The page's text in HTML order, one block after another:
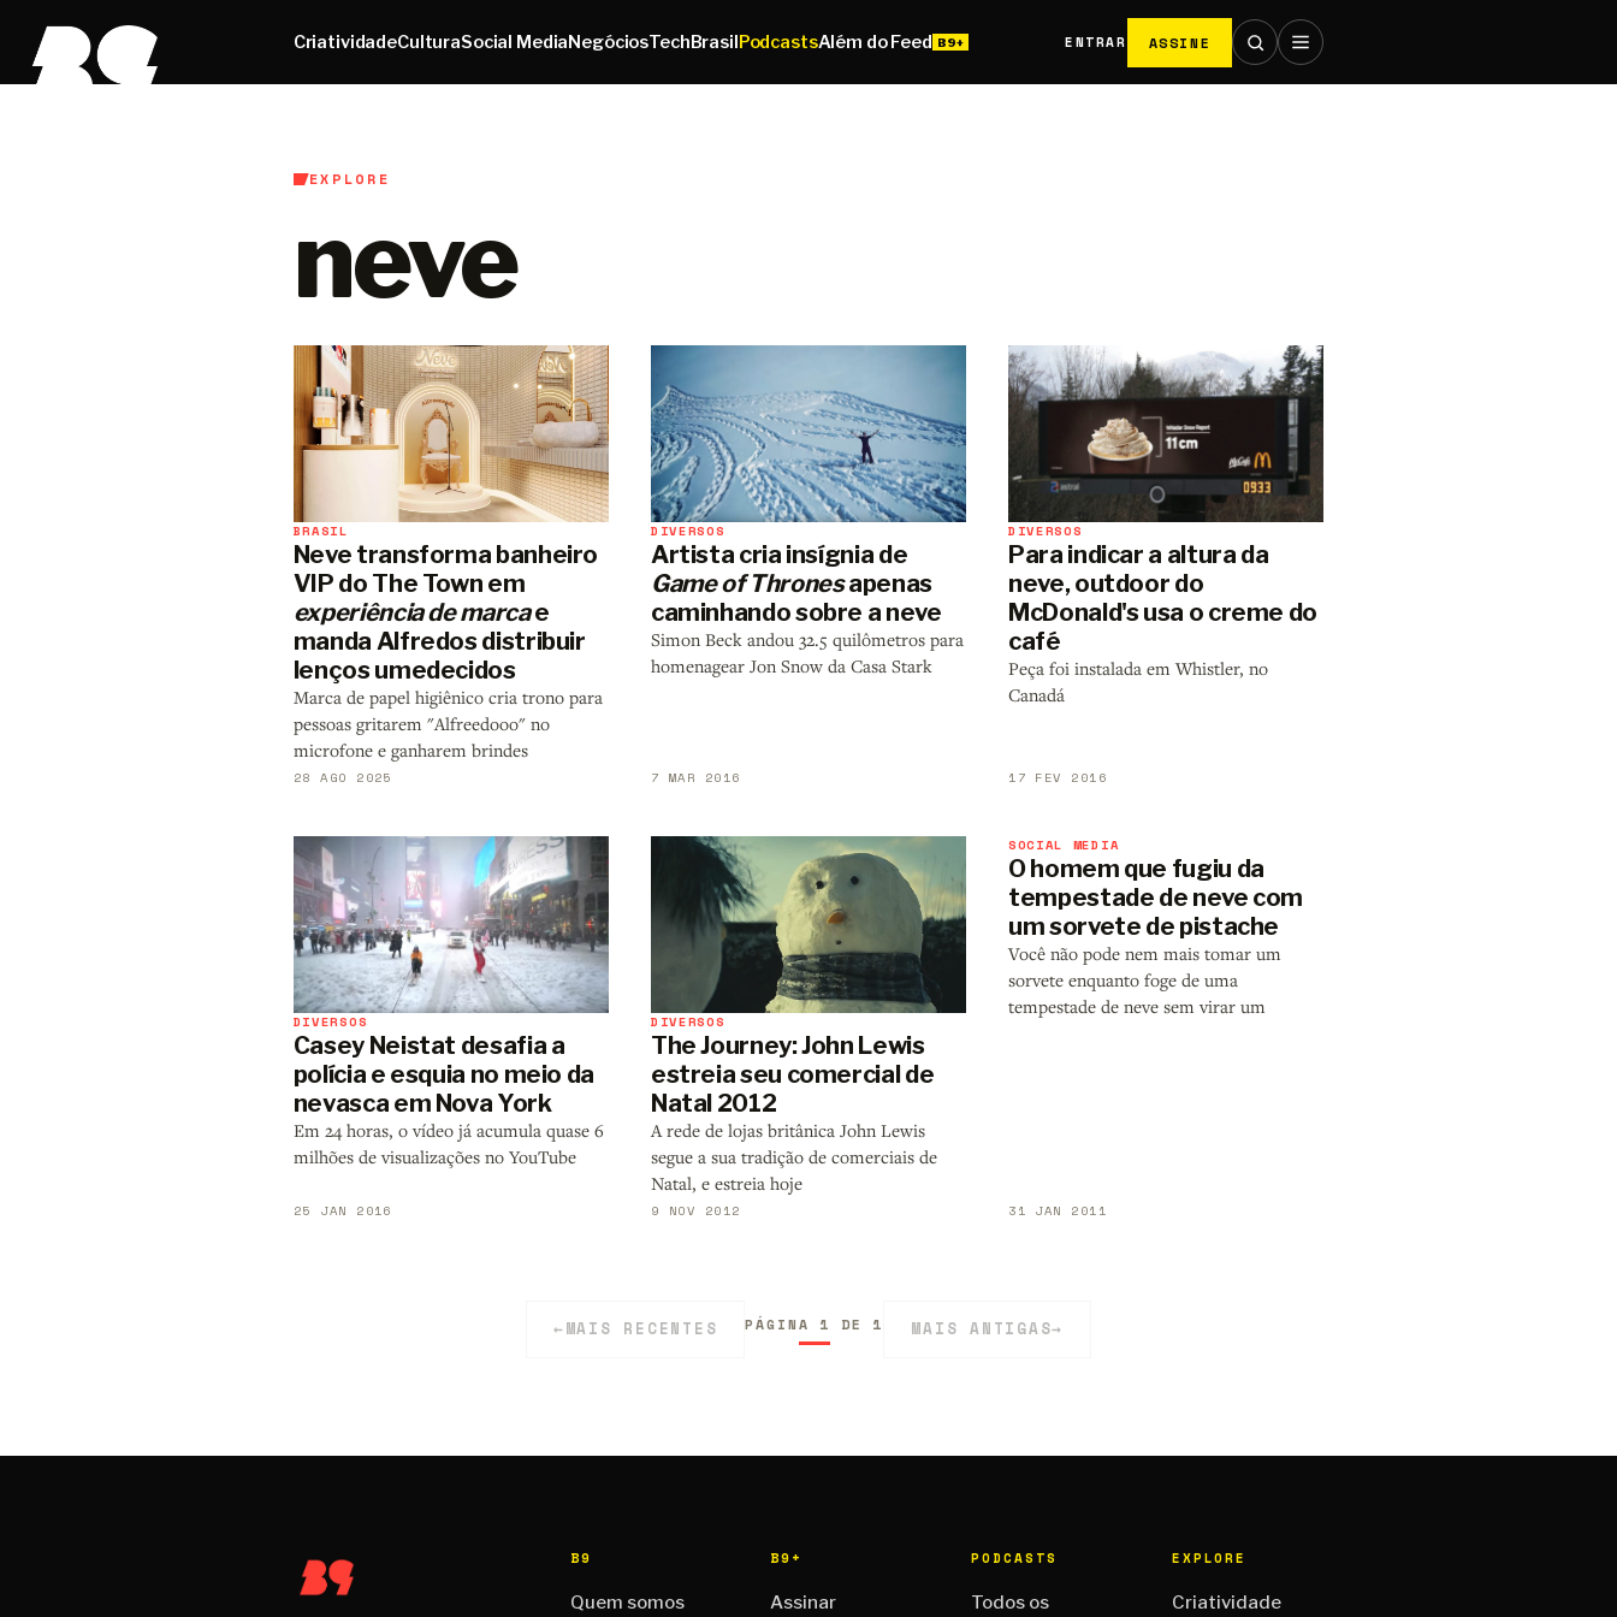
CriatividadeCulturaSocial MediaNegóciosTechBrasilPodcastsAlém do Feed ENTRAR ASSINE
EXPLORE
neve
BRASIL
Neve transforma banheiro
VIP do The Town em
experiência de marcae
manda Alfredos distribuir
lenços umedecidos
Marca de papel higiênico cria trono para
pessoas gritarem "Alfreedooo" no
microfone e ganharem brindes
28 AGO 2025
DIVERSOS
Artista cria insígnia de
Game of Thronesapenas
caminhando sobre a neve
Simon Beck andou 32.5 quilômetros para
homenagear Jon Snow da Casa Stark
7 MAR 2016
DIVERSOS
Para indicar a altura da
neve, outdoor do
McDonald's usa o creme do
café
Peça foi instalada em Whistler, no
Canadá
17 FEV 2016
DIVERSOS
Casey Neistat desafia a
polícia e esquia no meio da
nevasca em Nova York
Em 24 horas, o vídeo já acumula quase 6
milhões de visualizações no YouTube
25 JAN 2016
DIVERSOS
The Journey: John Lewis
estreia seu comercial de
Natal 2012
A rede de lojas britânica John Lewis
segue a sua tradição de comerciais de
Natal, e estreia hoje
9 NOV 2012
SOCIAL MEDIA
O homem que fugiu da
tempestade de neve com
um sorvete de pistache
Você não pode nem mais tomar um
sorvete enquanto foge de uma
tempestade de neve sem virar um
31 JAN 2011
←MAIS RECENTES PÁGINA 1 DE 1 MAIS ANTIGAS→
B9
Quem somos
B9+
Assinar
PODCASTS
Todos os
EXPLORE
Criatividade